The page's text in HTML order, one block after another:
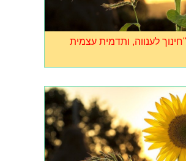
לענווה, ותדמית עצמית